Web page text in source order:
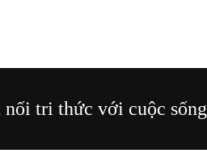
nối tri thức với cuộc sống